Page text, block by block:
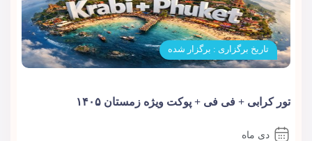
تاریخ برگزاری : برگزار شده
تور کرابی + فی فی + پوکت ویژه زمستان ۱۴۰۵
دی ماه